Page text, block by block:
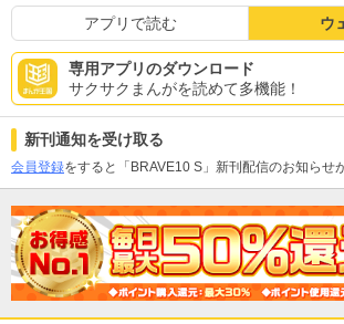
アプリで読む ウ
専用アプリのダウンロード
サクサクまんがを読めて多機能！
新刊通知を受け取る
会員登録をすると「BRAVE10 S」新刊配信のお知らせ